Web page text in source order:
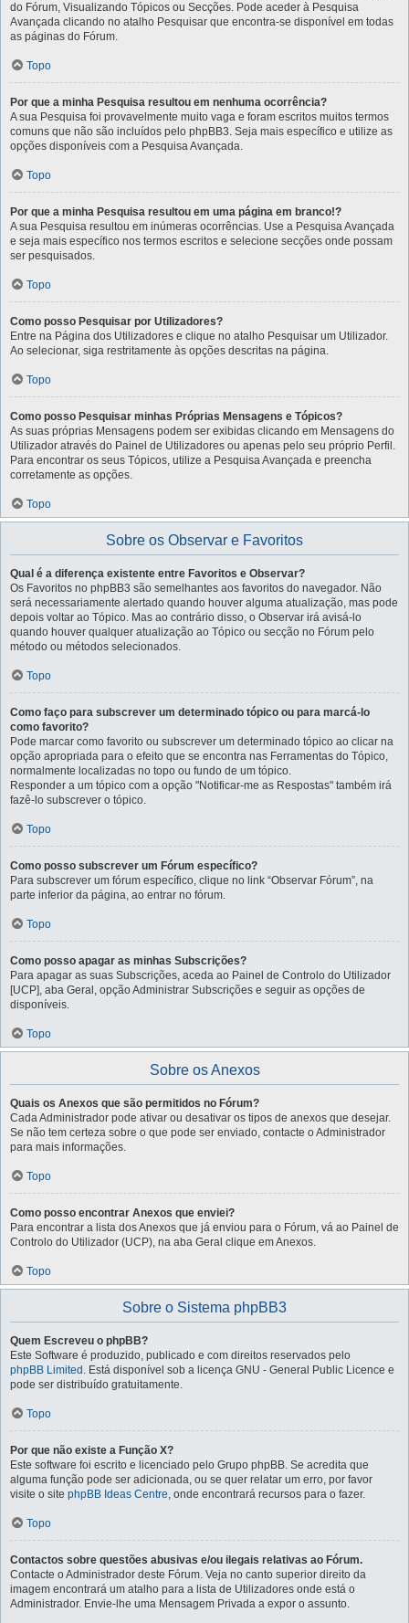
do Fórum, Visualizando Tópicos ou Secções. Pode aceder à Pesquisa
Avançada clicando no atalho Pesquisar que encontra-se disponível em todas
as páginas do Fórum.
Topo
Por que a minha Pesquisa resultou em nenhuma ocorrência?
A sua Pesquisa foi provavelmente muito vaga e foram escritos muitos termos
comuns que não são incluídos pelo phpBB3. Seja mais específico e utilize as
opções disponíveis com a Pesquisa Avançada.
Topo
Por que a minha Pesquisa resultou em uma página em branco!?
A sua Pesquisa resultou em inúmeras ocorrências. Use a Pesquisa Avançada
e seja mais específico nos termos escritos e selecione secções onde possam
ser pesquisados.
Topo
Como posso Pesquisar por Utilizadores?
Entre na Página dos Utilizadores e clique no atalho Pesquisar um Utilizador.
Ao selecionar, siga restritamente às opções descritas na página.
Topo
Como posso Pesquisar minhas Próprias Mensagens e Tópicos?
As suas próprias Mensagens podem ser exibidas clicando em Mensagens do
Utilizador através do Painel de Utilizadores ou apenas pelo seu próprio Perfil.
Para encontrar os seus Tópicos, utilize a Pesquisa Avançada e preencha
corretamente as opções.
Topo
Sobre os Observar e Favoritos
Qual é a diferença existente entre Favoritos e Observar?
Os Favoritos no phpBB3 são semelhantes aos favoritos do navegador. Não
será necessariamente alertado quando houver alguma atualização, mas pode
depois voltar ao Tópico. Mas ao contrário disso, o Observar irá avisá-lo
quando houver qualquer atualização ao Tópico ou secção no Fórum pelo
método ou métodos selecionados.
Topo
Como faço para subscrever um determinado tópico ou para marcá-lo
como favorito?
Pode marcar como favorito ou subscrever um determinado tópico ao clicar na
opção apropriada para o efeito que se encontra nas Ferramentas do Tópico,
normalmente localizadas no topo ou fundo de um tópico.
Responder a um tópico com a opção "Notificar-me as Respostas" também irá
fazê-lo subscrever o tópico.
Topo
Como posso subscrever um Fórum específico?
Para subscrever um fórum específico, clique no link “Observar Fórum”, na
parte inferior da página, ao entrar no fórum.
Topo
Como posso apagar as minhas Subscrições?
Para apagar as suas Subscrições, aceda ao Painel de Controlo do Utilizador
[UCP], aba Geral, opção Administrar Subscrições e seguir as opções de
disponíveis.
Topo
Sobre os Anexos
Quais os Anexos que são permitidos no Fórum?
Cada Administrador pode ativar ou desativar os tipos de anexos que desejar.
Se não tem certeza sobre o que pode ser enviado, contacte o Administrador
para mais informações.
Topo
Como posso encontrar Anexos que enviei?
Para encontrar a lista dos Anexos que já enviou para o Fórum, vá ao Painel de
Controlo do Utilizador (UCP), na aba Geral clique em Anexos.
Topo
Sobre o Sistema phpBB3
Quem Escreveu o phpBB?
Este Software é produzido, publicado e com direitos reservados pelo
phpBB Limited . Está disponível sob a licença GNU - General Public Licence e
pode ser distribuído gratuitamente.
Topo
Por que não existe a Função X?
Este software foi escrito e licenciado pelo Grupo phpBB. Se acredita que
alguma função pode ser adicionada, ou se quer relatar um erro, por favor
visite o site phpBB Ideas Centre, onde encontrará recursos para o fazer.
Topo
Contactos sobre questões abusivas e/ou ilegais relativas ao Fórum.
Contacte o Administrador deste Fórum. Veja no canto superior direito da
imagem encontrará um atalho para a lista de Utilizadores onde está o
Administrador. Envie-lhe uma Mensagem Privada a expor o assunto.